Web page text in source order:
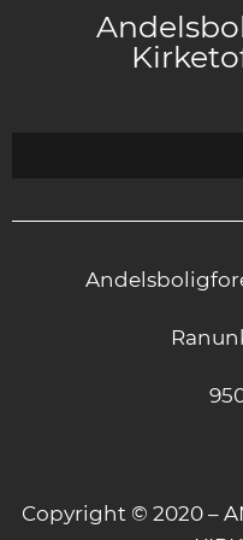
Copyright © 2020 –